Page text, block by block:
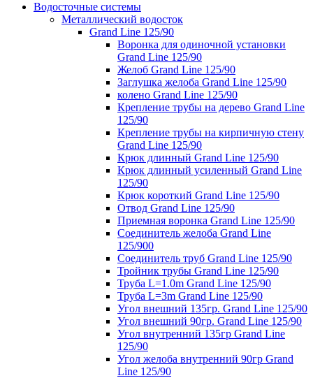
Водосточные системы
Металлический водосток
Grand Line 125/90
Воронка для одиночной установки
Grand Line 125/90
Желоб Grand Line 125/90
Заглушка желоба Grand Line 125/90
колено Grand Line 125/90
Крепление трубы на дерево Grand Line
125/90
Крепление трубы на кирпичную стену
Grand Line 125/90
Крюк длинный Grand Line 125/90
Крюк длинный усиленный Grand Line
125/90
Крюк короткий Grand Line 125/90
Отвод Grand Line 125/90
Приемная воронка Grand Line 125/90
Соединитель желоба Grand Line
125/900
Соединитель труб Grand Line 125/90
Тройник трубы Grand Line 125/90
Труба L=1.0m Grand Line 125/90
Труба L=3m Grand Line 125/90
Угол внешний 135гр. Grand Line 125/90
Угол внешний 90гр. Grand Line 125/90
Угол внутренний 135гр Grand Line
125/90
Угол желоба внутренний 90гр Grand
Line 125/90